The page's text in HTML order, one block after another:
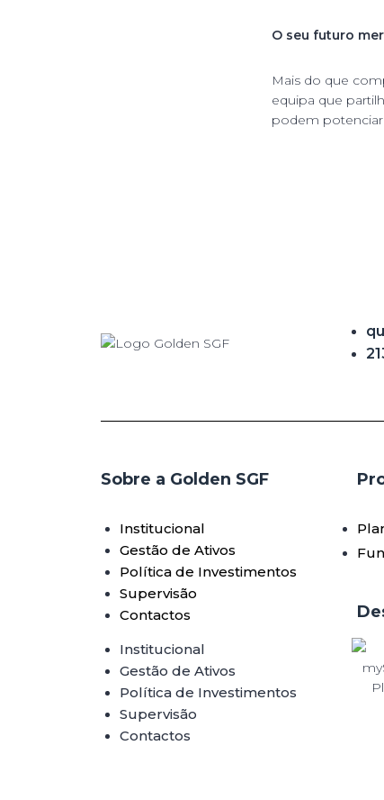
O seu futuro
Mais do que
equipa que
podem
Sobre a Golden SGF
Institucional
Gestão de Ativos
Política de Investimentos
Supervisão
Contactos
Institucional
Gestão de Ativos
Política de Investimentos
Supervisão
Contactos